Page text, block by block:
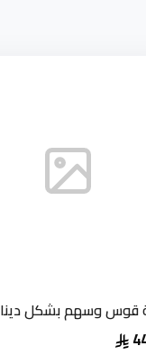
قوس وسهم بشكل